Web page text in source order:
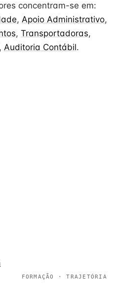
concentram-se em:
, Apoio Administrativo,
, Transportadoras,
, Auditoria Contábil.
FORMAÇÃO · TRAJETÓRIA